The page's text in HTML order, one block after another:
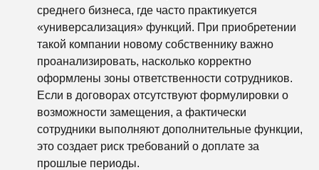
среднего бизнеса, где часто практикуется
«универсализация» функций. При приобретении
такой компании новому собственнику важно
проанализировать, насколько корректно
оформлены зоны ответственности сотрудников.
Если в договорах отсутствуют формулировки о
возможности замещения, а фактически
сотрудники выполняют дополнительные функции,
это создает риск требований о доплате за
прошлые периоды.